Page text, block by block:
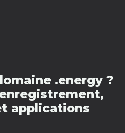
.energy ?
applications